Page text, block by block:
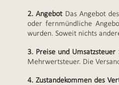
2. AngebotDas Angebot
oder fernmündliche
wurden. Soweit nichts
3. Preise und Umsatzsteuer
Mehrwertsteuer. Die
4. Zustandekommen des